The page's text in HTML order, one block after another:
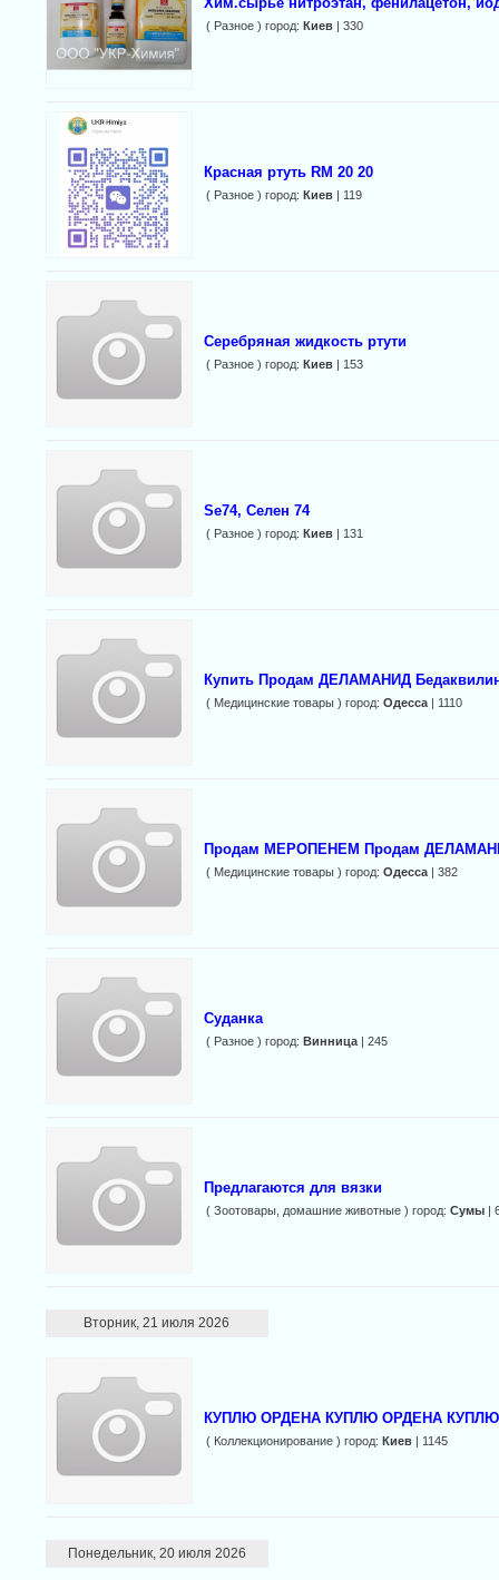
( Разное ) город: Киев| 330
Красная ртуть RM 20 20
( Разное ) город: Киев| 119
Серебряная жидкость ртути
( Разное ) город: Киев| 153
Se74, Селен 74
( Разное ) город: Киев| 131
Купить Продам ДЕЛАМАНИД
( Медицинские товары ) город: Одесса| 1110
Продам МЕРОПЕНЕМ Продам
( Медицинские товары ) город: Одесса| 382
Суданка
( Разное ) город: Винница| 245
Предлагаются для вязки
( Зоотовары, домашние животные ) город: Сумы|
Вторник, 21 июля 2026
КУПЛЮ ОРДЕНА КУПЛЮ ОРДЕНА
( Коллекционирование ) город: Киев| 1145
Понедельник, 20 июля 2026